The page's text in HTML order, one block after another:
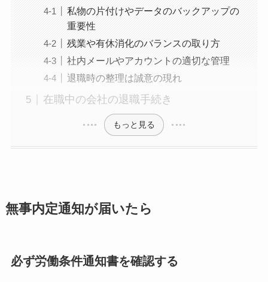
私物の片付けやデータのバックアップの
重要性
残業や有休消化のバランスの取り方
社内メールやアカウントの適切な管理
退職時の整理は誠意の現れ
在職中の会社の退職手続き
もっと見る
無事内定通知が届いたら
必ず労働条件通知書を確認する